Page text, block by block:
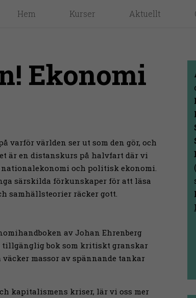
Hem Kurser Aktuellt
Ekonomi
varför världen ser ut som den gör, och
är en distanskurs på halvfart där vi
och politisk ekonomi.
särskilda förkunskaper för att läsa
samhällsteorier räcker gott.
av Johan Ehrenberg
tillgänglig bok som kritiskt granskar
massor av spännande tankar
kapitalismens kriser, lär vi oss mer